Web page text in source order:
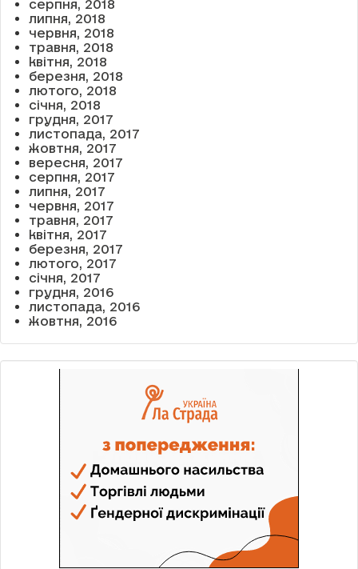
серпня, 2018
липня, 2018
червня, 2018
травня, 2018
квітня, 2018
березня, 2018
лютого, 2018
січня, 2018
грудня, 2017
листопада, 2017
жовтня, 2017
вересня, 2017
серпня, 2017
липня, 2017
червня, 2017
травня, 2017
квітня, 2017
березня, 2017
лютого, 2017
січня, 2017
грудня, 2016
листопада, 2016
жовтня, 2016